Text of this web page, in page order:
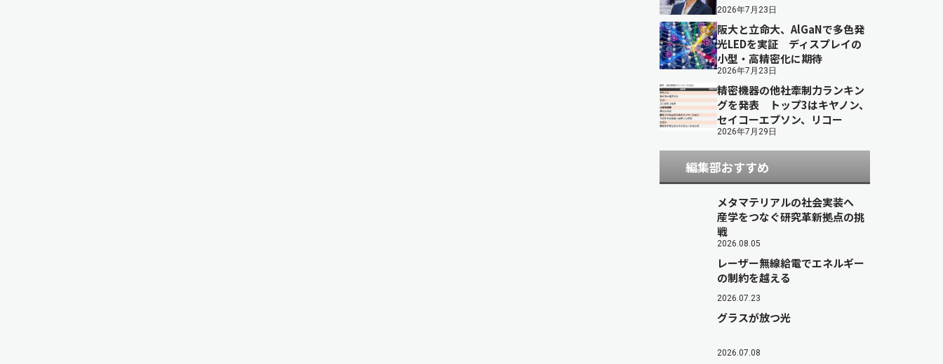
2026年7月23日
阪大と立命大、AlGaNで多色発
光LEDを実証 ディスプレイの
小型・高精密化に期待
2026年7月23日
精密機器の他社牽制力ランキン
グを発表 トップ3はキヤノン、
セイコーエプソン、リコー
2026年7月29日
編集部おすすめ
メタマテリアルの社会実装へ
産学をつなぐ研究革新拠点の挑
戦
2026.08.05
レーザー無線給電でエネルギー
の制約を越える
2026.07.23
グラスが放つ光
2026.07.08